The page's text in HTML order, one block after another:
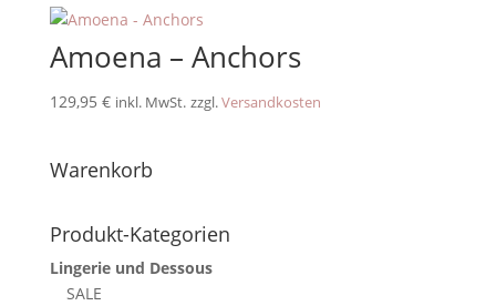
Amoena – Anchors
129,95 € inkl. MwSt. zzgl.Versandkosten
Warenkorb
Produkt-Kategorien
Lingerie und Dessous
SALE